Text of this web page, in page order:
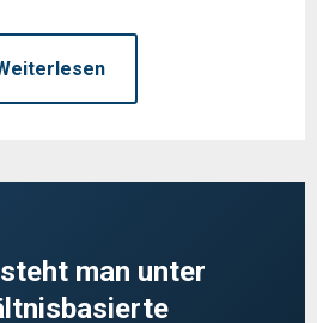
man unter